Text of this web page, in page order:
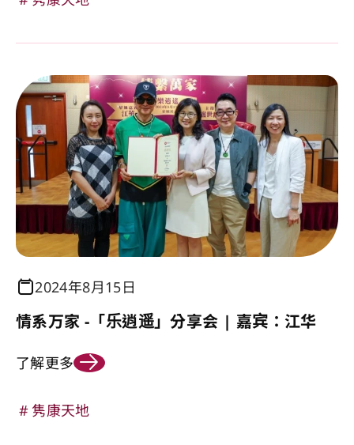
2024年8月15日
情系万家 -「乐逍遥」分享会 | 嘉宾：江华
了解更多
隽康天地